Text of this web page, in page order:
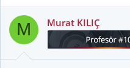
M Murat KILIÇ